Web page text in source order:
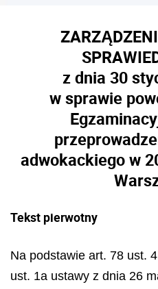
z dnia 30
w sprawie
adwokackiego w
Tekst pierwotny
Na podstawie art. 78 ust.
ust. 1a ustawy z dnia 26